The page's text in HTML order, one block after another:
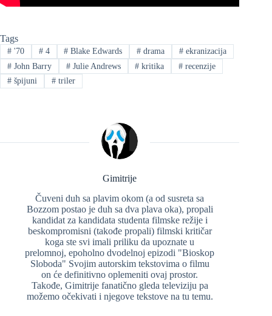
Tags
#'70 #4 # Blake Edwards # drama # ekranizacija
#John Barry #Julie Andrews # kritika # recenzije
#špijuni #triler
Gimitrije
Čuveni duh sa plavim okom (a od susreta sa
Bozzom postao je duh sa dva plava oka), propali
kandidat za kandidata studenta filmske režije i
beskompromisni (takođe propali) filmski kritičar
koga ste svi imali priliku da upoznate u
prelomnoj, epoholno dvodelnoj epizodi "Bioskop
Sloboda" Svojim autorskim tekstovima o filmu
on će definitivno oplemeniti ovaj prostor.
Takođe, Gimitrije fanatično gleda televiziju pa
možemo očekivati i njegove tekstove na tu temu.